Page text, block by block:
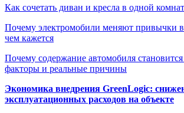
Как сочетать диван и кресла в одной
Почему электромобили меняют привычки
чем кажется
Почему содержание автомобиля
факторы и реальные причины
Экономика внедрения GreenLogic:
эксплуатационных расходов на объекте